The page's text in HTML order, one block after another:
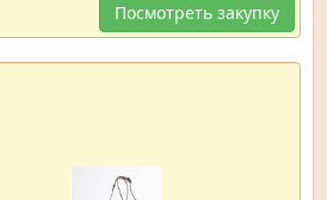
Посмотреть закупку